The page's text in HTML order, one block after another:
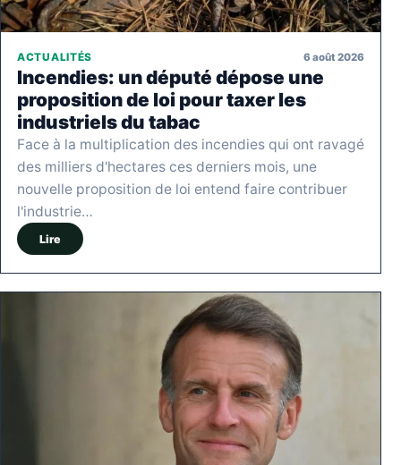
ACTUALITÉS 6 août 2026
Incendies: un député dépose une
proposition de loi pour taxer les
industriels du tabac
Face à la multiplication des incendies qui ont ravagé
des milliers d'hectares ces derniers mois, une
nouvelle proposition de loi entend faire contribuer
l'industrie…
Lire